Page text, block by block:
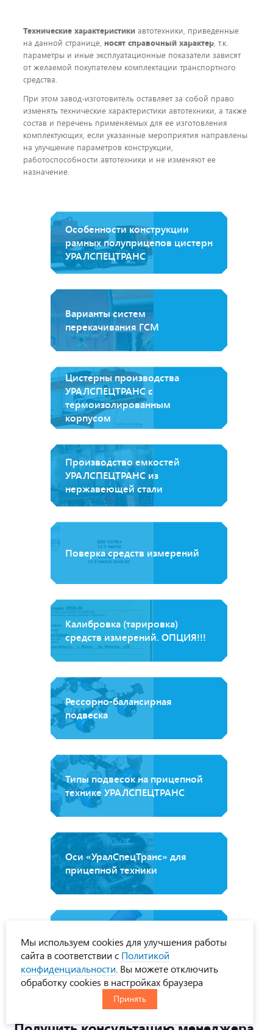
Технические характеристики автотехники, приведенные
на данной странице, носят справочный характер, т.к.
параметры и иные эксплуатационные показатели зависят
от желаемой покупателем комплектации транспортного
средства.
При этом завод-изготовитель оставляет за собой право
изменять технические характеристики автотехники, а также
состав и перечень применяемых для ее изготовления
комплектующих, если указанные мероприятия направлены
на улучшение параметров конструкции,
работоспособности автотехники и не изменяют ее
назначение.
Особенности конструкции
рамных полуприцепов цистерн
УРАЛСПЕЦТРАНС
Варианты систем
перекачивания ГСМ
Цистерны производства
УРАЛСПЕЦТРАНС с
термоизолированным
корпусом
Производство емкостей
УРАЛСПЕЦТРАНС из
нержавеющей стали
Поверка средств измерений
Калибровка (тарировка)
средств измерений. ОПЦИЯ!!!
Рессорно-балансирная
подвеска
Типы подвесок на прицепной
технике УРАЛСПЕЦТРАНС
Оси «УралСпецТранс» для
прицепной техники
УРАЛСПЕЦТРАНС
Мы используем cookies для улучшения работы
сайта в соответствии с Политикой
конфиденциальности . Вы можете отключить
обработку cookies в настройках браузера
Принять